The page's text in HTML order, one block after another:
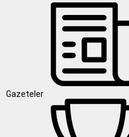
Gazeteler